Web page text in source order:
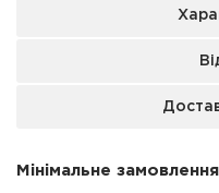
Мінімальне